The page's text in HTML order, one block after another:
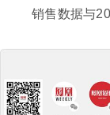
销售数据与